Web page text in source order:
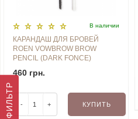
ФИЛЬТР
В наличии
КАРАНДАШ ДЛЯ БРОВЕЙ
ROEN VOWBROW BROW
PENCIL (DARK FONCE)
460 грн.
- + КУПИТЬ